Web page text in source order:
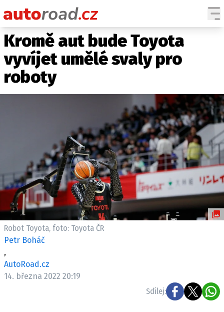
AUTA
TESTY AUT
HISTORIE
ZAJÍMAVOSTI
TECHNIKA
EKONOMIKA
ČESKÝ TRH
TUNING
PROFI
ELEKTRO
Kromě aut bude Toyota
vyvíjet umělé svaly pro
roboty
Robot Toyota, foto: Toyota ČR
Petr Boháč
,
AutoRoad.cz
14. března 2022 20:19
Sdílej: